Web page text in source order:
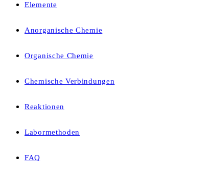
Elemente
Anorganische Chemie
Organische Chemie
Chemische Verbindungen
Reaktionen
Labormethoden
FAQ